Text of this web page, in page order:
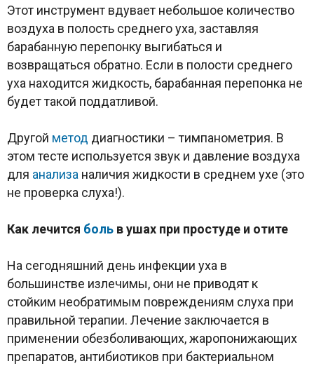
Этот инструмент вдувает небольшое количество
воздуха в полость среднего уха, заставляя
барабанную перепонку выгибаться и
возвращаться обратно. Если в полости среднего
уха находится жидкость, барабанная перепонка не
будет такой поддатливой.
Другой метод диагностики – тимпанометрия. В
этом тесте используется звук и давление воздуха
для анализа наличия жидкости в среднем ухе (это
не проверка слуха!).
Как лечится боль в ушах при простуде и отите
На сегодняшний день инфекции уха в
большинстве излечимы, они не приводят к
стойким необратимым повреждениям слуха при
правильной терапии. Лечение заключается в
применении обезболивающих, жаропонижающих
препаратов, антибиотиков при бактериальном